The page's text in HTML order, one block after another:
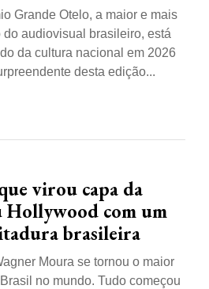
Grande Otelo, a maior e mais
audiovisual brasileiro, está
da cultura nacional em 2026
desta edição...
virou capa da
Hollywood com um
brasileira
Moura se tornou o maior
no mundo. Tudo começou